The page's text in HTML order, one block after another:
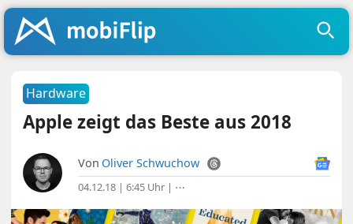
Hardware
Apple zeigt das Beste aus 2018
Von Oliver Schwuchow
04.12.18 | 6:45 Uhr | ⋯